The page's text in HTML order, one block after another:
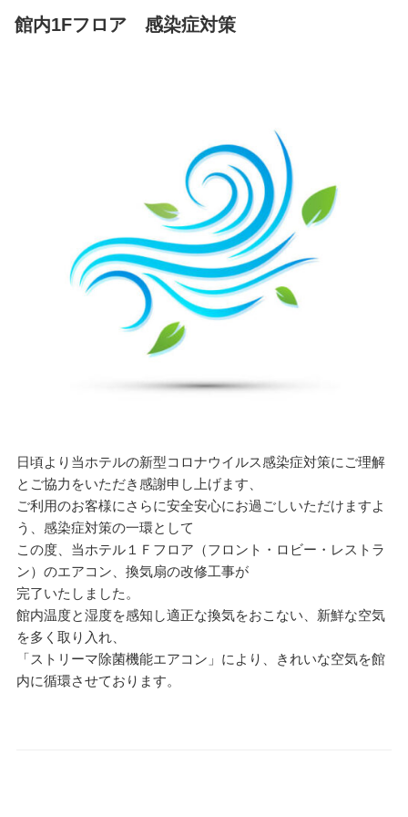
館内1Fフロア 感染症対策
日頃より当ホテルの新型コロナウイルス感染症対策にご理解
とご協力をいただき感謝申し上げます、
ご利用のお客様にさらに安全安心にお過ごしいただけますよ
う、感染症対策の一環として
この度、当ホテル１Ｆフロア（フロント・ロビー・レストラ
ン）のエアコン、換気扇の改修工事が
完了いたしました。
館内温度と湿度を感知し適正な換気をおこない、新鮮な空気
を多く取り入れ、
「ストリーマ除菌機能エアコン」により、きれいな空気を館
内に循環させております。